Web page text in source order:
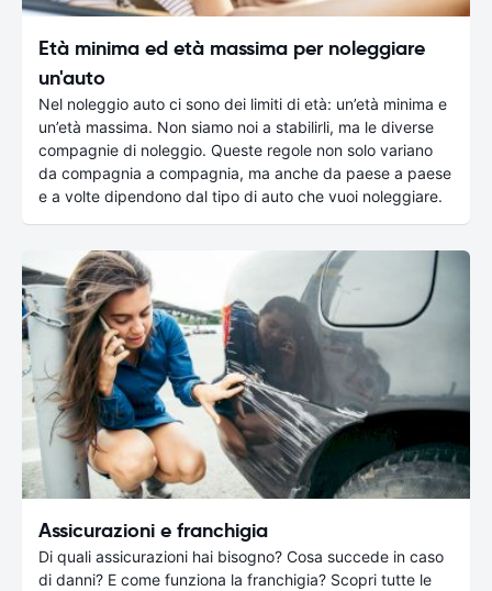
Età minima ed età massima per noleggiare
un'auto
Nel noleggio auto ci sono dei limiti di età: un’età minima e
un’età massima. Non siamo noi a stabilirli, ma le diverse
compagnie di noleggio. Queste regole non solo variano
da compagnia a compagnia, ma anche da paese a paese
e a volte dipendono dal tipo di auto che vuoi noleggiare.
Assicurazioni e franchigia
Di quali assicurazioni hai bisogno? Cosa succede in caso
di danni? E come funziona la franchigia? Scopri tutte le